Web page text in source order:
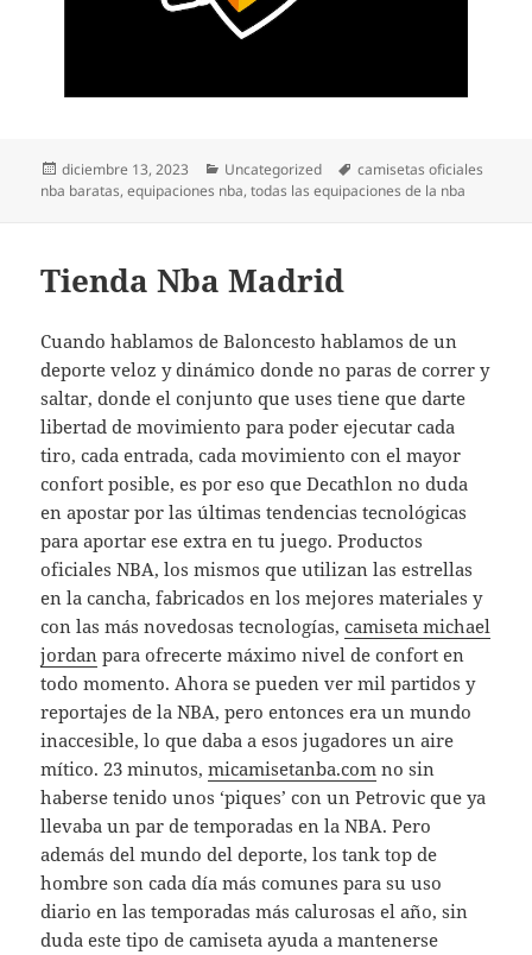
Publicado
el
diciembre 13, 2023 Categorías
Uncategorized Etiquetas
camisetas oficiales
nba baratas,equipaciones nba,todas las equipaciones de la nba
Tienda Nba Madrid
Cuando hablamos de Baloncesto hablamos de un
deporte veloz y dinámico donde no paras de correr y
saltar, donde el conjunto que uses tiene que darte
libertad de movimiento para poder ejecutar cada
tiro, cada entrada, cada movimiento con el mayor
confort posible, es por eso que Decathlon no duda
en apostar por las últimas tendencias tecnológicas
para aportar ese extra en tu juego. Productos
oficiales NBA, los mismos que utilizan las estrellas
en la cancha, fabricados en los mejores materiales y
con las más novedosas tecnologías,camiseta michael
jordan para ofrecerte máximo nivel de confort en
todo momento. Ahora se pueden ver mil partidos y
reportajes de la NBA, pero entonces era un mundo
inaccesible, lo que daba a esos jugadores un aire
mítico. 23 minutos,micamisetanba.com no sin
haberse tenido unos ‘piques’ con un Petrovic que ya
llevaba un par de temporadas en la NBA. Pero
además del mundo del deporte, los tank top de
hombre son cada día más comunes para su uso
diario en las temporadas más calurosas el año, sin
duda este tipo de camiseta ayuda a mantenerse